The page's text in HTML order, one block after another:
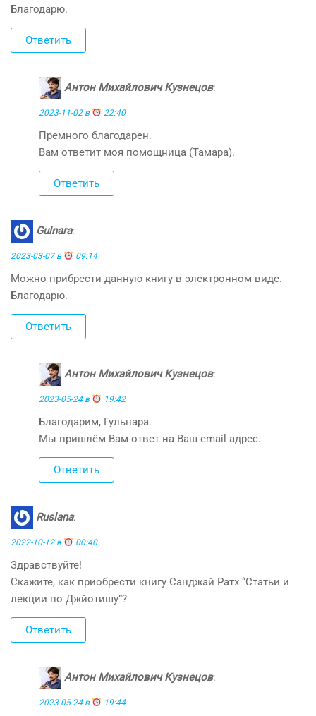
Благодарю.
Ответить
Антон Михайлович Кузнецов:
2023-11-02 в 22:40
Премного благодарен.
Вам ответит моя помощница (Тамара).
Ответить
Gulnara:
2023-03-07 в 09:14
Можно прибрести данную книгу в электронном виде.
Благодарю.
Ответить
Антон Михайлович Кузнецов:
2023-05-24 в 19:42
Благодарим, Гульнара.
Мы пришлём Вам ответ на Ваш email-адрес.
Ответить
Ruslana:
2022-10-12 в 00:40
Здравствуйте!
Скажите, как приобрести книгу Санджай Ратх “Статьи и
лекции по Джйотишу”?
Ответить
Антон Михайлович Кузнецов:
2023-05-24 в 19:44